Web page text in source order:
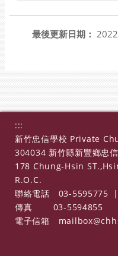
最後更新日期：
:::
新竹忠信學校 Private
304034 新竹縣新豐鄉忠
178 Chung-Hsin
R.O.C.
聯絡電話
03-5595775
|
傳真
03-5594855
電子信箱